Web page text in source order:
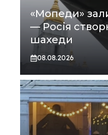
«Мопеди»
— Росія
шахеди
08.08.2026